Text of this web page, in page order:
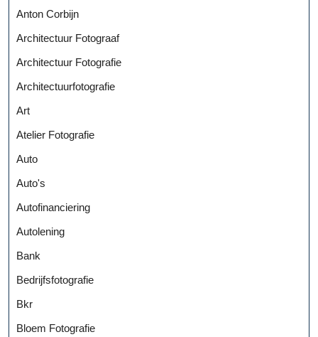
Anton Corbijn
Architectuur Fotograaf
Architectuur Fotografie
Architectuurfotografie
Art
Atelier Fotografie
Auto
Auto's
Autofinanciering
Autolening
Bank
Bedrijfsfotografie
Bkr
Bloem Fotografie